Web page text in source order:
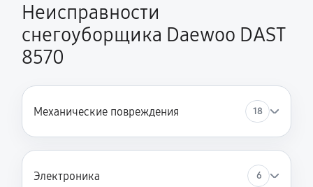
Замена кронштейна трансмиссии
880 руб 60 минут
8570
1630 руб 60 минут
Ремонт фрикционного диска
1170 руб
Неисправности
снегоуборщика Daewoo DAST
8570
Механические повреждения 18
Электроника 6